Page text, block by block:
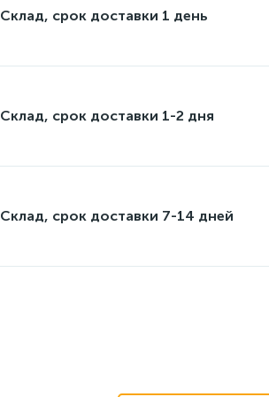
Склад, срок доставки 1 день
Склад, срок доставки 1-2 дня
Склад, срок доставки 7-14 дней